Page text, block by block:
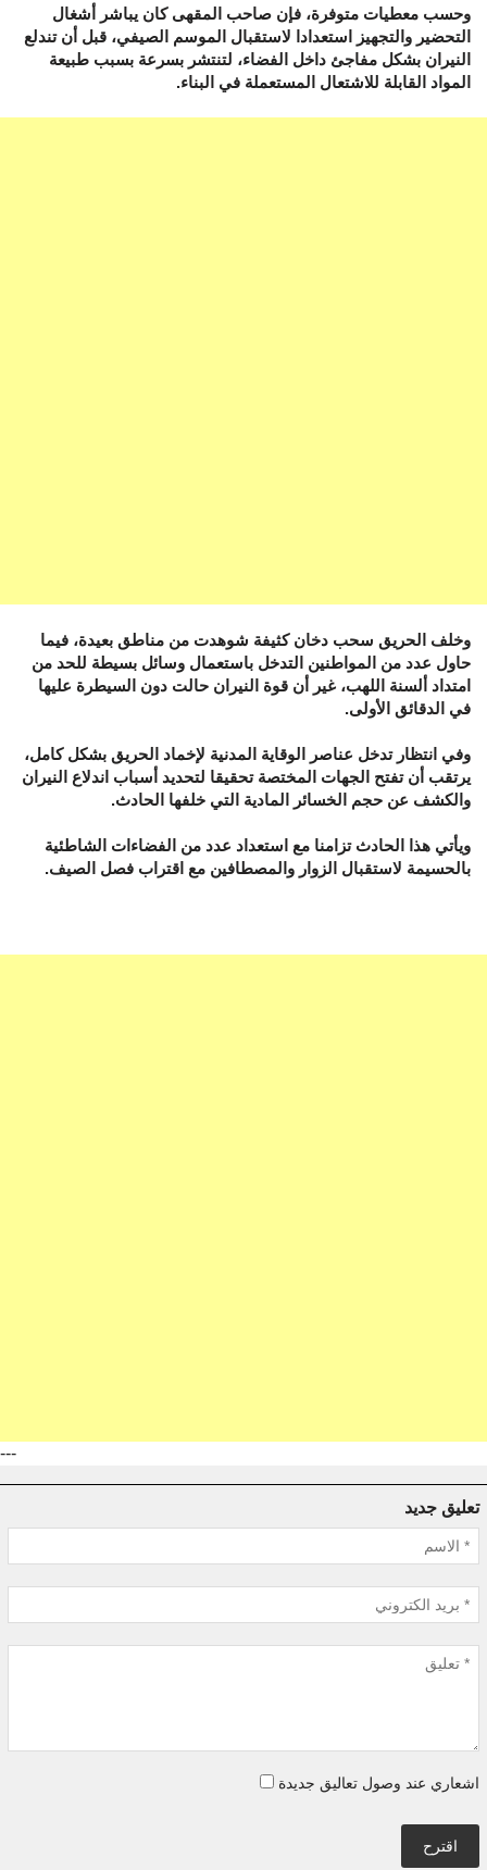
وحسب معطيات متوفرة، فإن صاحب المقهى كان يباشر أشغال
التحضير والتجهيز استعدادا لاستقبال الموسم الصيفي، قبل أن تندلع
النيران بشكل مفاجئ داخل الفضاء، لتنتشر بسرعة بسبب طبيعة
المواد القابلة للاشتعال المستعملة في البناء.
وخلف الحريق سحب دخان كثيفة شوهدت من مناطق بعيدة، فيما
حاول عدد من المواطنين التدخل باستعمال وسائل بسيطة للحد من
امتداد ألسنة اللهب، غير أن قوة النيران حالت دون السيطرة عليها
في الدقائق الأولى.
وفي انتظار تدخل عناصر الوقاية المدنية لإخماد الحريق بشكل كامل،
يرتقب أن تفتح الجهات المختصة تحقيقا لتحديد أسباب اندلاع النيران
والكشف عن حجم الخسائر المادية التي خلفها الحادث.
ويأتي هذا الحادث تزامنا مع استعداد عدد من الفضاءات الشاطئية
بالحسيمة لاستقبال الزوار والمصطافين مع اقتراب فصل الصيف.
---
تعليق جديد
اشعاري عند وصول تعاليق جديدة
اقترح